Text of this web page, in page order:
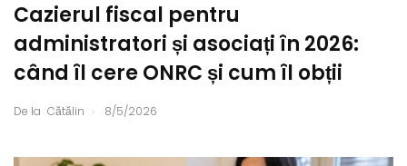
Cazierul fiscal pentru
administratori și asociați în 2026:
când îl cere ONRC și cum îl obții
De la Cătălin . 8/5/2026